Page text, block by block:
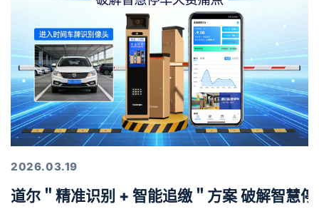
2026.03.19
道尔＂精准识别 + 智能追缴＂方案 破解智慧